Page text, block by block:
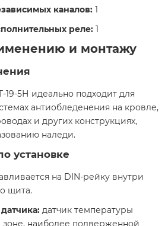
каналов: 1
реле: 1​
и монтажу
19-5Н идеально подходит для
антиобледенения на кровле,
и других конструкциях,
наледи.​
установке
на DIN-рейку внутри
щита.
датчик температуры
зоне, наиболее подверженной